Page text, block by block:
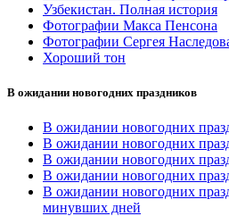
Узбекистан. Полная история
Фотографии Макса Пенсона
Фотографии Сергея
Хороший тон
В ожидании новогодних праздников
В ожидании новогодних
В ожидании новогодних
В ожидании новогодних
В ожидании новогодних
В ожидании новогодних
минувших дней